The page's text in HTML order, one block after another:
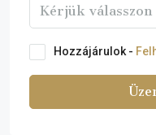
Kérjük válasszon
Hozzájárulok -